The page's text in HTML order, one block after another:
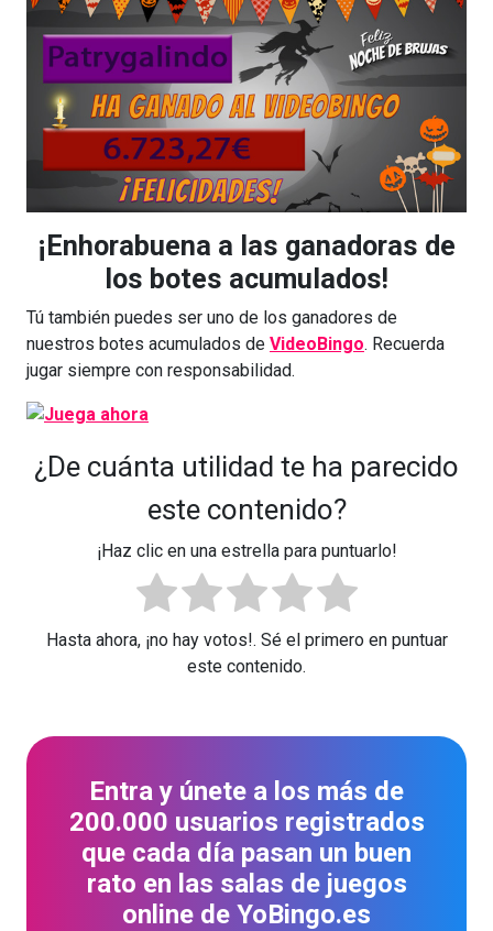
¡Enhorabuena a las ganadoras de
los botes acumulados!
Tú también puedes ser uno de los ganadores de
nuestros botes acumulados de VideoBingo. Recuerda
jugar siempre con responsabilidad.
¿De cuánta utilidad te ha parecido
este contenido?
¡Haz clic en una estrella para puntuarlo!
Hasta ahora, ¡no hay votos!. Sé el primero en puntuar
este contenido.
Entra y únete a los más de
200.000 usuarios registrados
que cada día pasan un buen
rato en las salas de juegos
online de YoBingo.es